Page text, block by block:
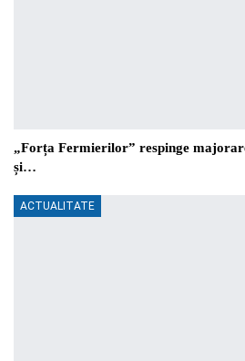
„Forța Fermierilor” respinge
și…
ACTUALITATE